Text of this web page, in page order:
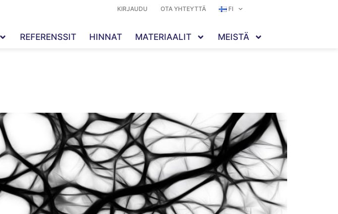
KIRJAUDU OTA YHTEYTTÄ FI
REFERENSSIT HINNAT MATERIAALIT MEISTÄ